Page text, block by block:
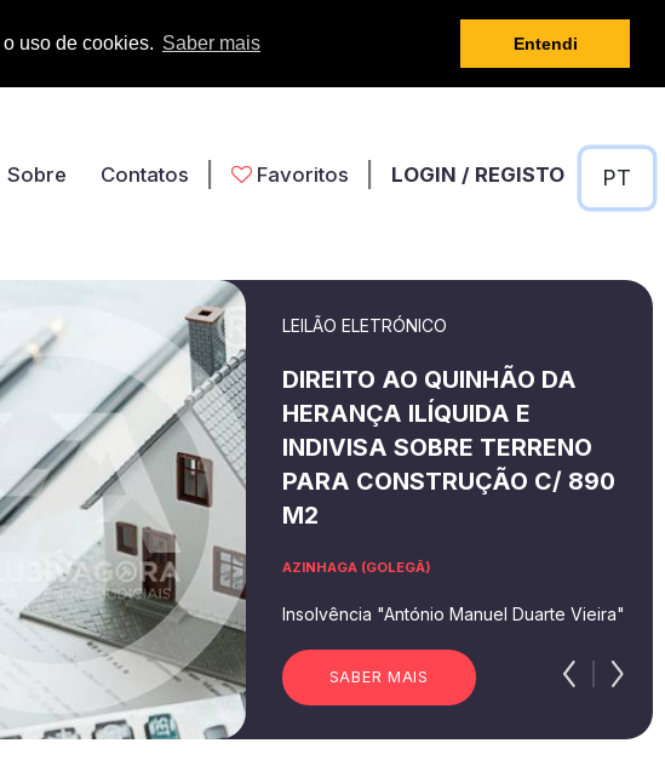
uso de cookies. Saber mais Entendi
Sobre Contatos Favoritos LOGIN / REGISTO
LEILÃO ELETRÓNICO
DIREITO AO QUINHÃO DA
HERANÇA ILÍQUIDA E
INDIVISA SOBRE TERRENO
PARA CONSTRUÇÃO C/ 890
M2
AZINHAGA (GOLEGÃ)
Insolvência "António Manuel Duarte Vieira"
SABER MAIS